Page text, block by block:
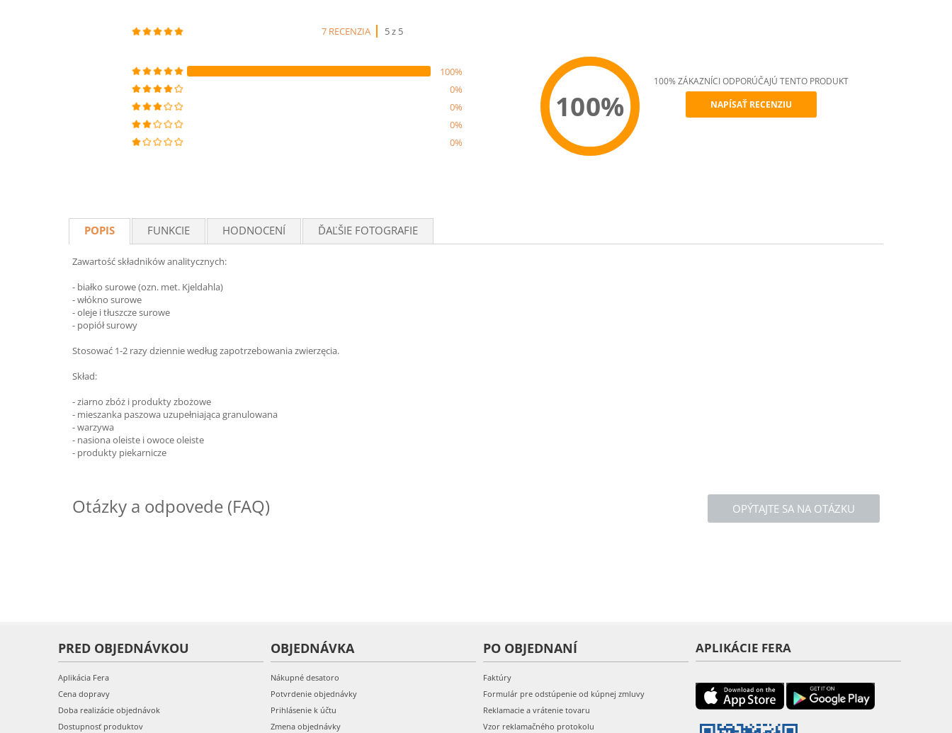
7 RECENZIA 5 z 5
100%
0%
0%
0%
0%
100%
100% ZÁKAZNÍCI ODPORÚČAJÚ TENTO PRODUKT
NAPÍSAŤ RECENZIU
POPIS FUNKCIE HODNOCENÍ ĎAĽŠIE FOTOGRAFIE
Zawartość składników analitycznych:
- białko surowe (ozn. met. Kjeldahla)
- włókno surowe
- oleje i tłuszcze surowe
- popiół surowy
Stosować 1-2 razy dziennie według zapotrzebowania zwierzęcia.
Skład:
- ziarno zbóż i produkty zbożowe
- mieszanka paszowa uzupełniająca granulowana
- warzywa
- nasiona oleiste i owoce oleiste
- produkty piekarnicze
OPÝTAJTE SA NA OTÁZKU
Otázky a odpovede (FAQ)
PRED OBJEDNÁVKOU
Aplikácia Fera
Cena dopravy
Doba realizácie objednávok
Dostupnosť produktov
OBJEDNÁVKA
Nákupné desatoro
Potvrdenie objednávky
Prihlásenie k účtu
Zmena objednávky
PO OBJEDNANÍ
Faktúry
Formulár pre odstúpenie od kúpnej zmluvy
Reklamacie a vrátenie tovaru
Vzor reklamačného protokolu
APLIKÁCIE FERA